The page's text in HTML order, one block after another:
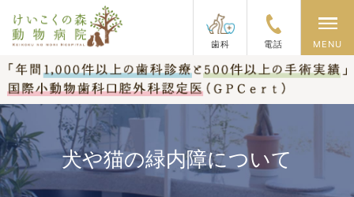
歯科 電話
メ
MENU
犬や猫の緑内障について